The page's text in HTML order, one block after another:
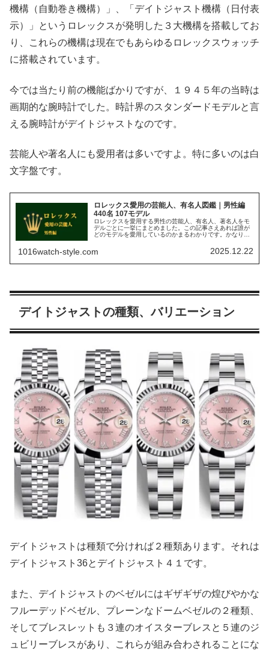
機構（自動巻き機構）」、「デイトジャスト機構（日付表
示）」というロレックスが発明した３大機構を搭載してお
り、これらの機構は現在でもあらゆるロレックスウォッチ
に搭載されています。
今では当たり前の機能ばかりですが、１９４５年の当時は
画期的な腕時計でした。時計界のスタンダードモデルと言
える腕時計がデイトジャストなのです。
芸能人や著名人にも愛用者は多いですよ。特に多いのは白
文字盤です。
ロレックス愛用の芸能人、有名人図鑑｜男性編
440名 107モデル
ロレックスを愛用する男性の芸能人、有名人、著名人をモ
デルごとに一挙にまとめました。この記事さえあれば誰が
どのモデルを愛用しているのかまるわかりです。かなり長
1016watch-style.com 2025.12.22
デイトジャストの種類、バリエーション
デイトジャストは種類で分ければ２種類あります。それは
デイトジャスト36とデイトジャスト４１です。
また、デイトジャストのベゼルにはギザギザの煌びやかな
フルーデッドベゼル、プレーンなドームベゼルの２種類、
そしてブレスレットも３連のオイスターブレスと５連のジ
ュビリーブレスがあり、これらが組み合わされることにな